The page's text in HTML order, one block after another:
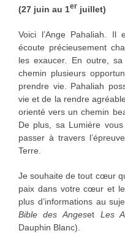
(27 juin au 1er juillet)
Voici l’Ange Pahaliah. Il
écoute précieusement
les exaucer. En outre,
chemin plusieurs
prendre vie. Pahaliah
vie et de la rendre
orienté vers un chemin
De plus, sa Lumière
passer à travers
Terre.
Je souhaite de tout cœur
paix dans votre cœur et
plus d’informations au
Bible des Angeset Les
Dauphin Blanc).